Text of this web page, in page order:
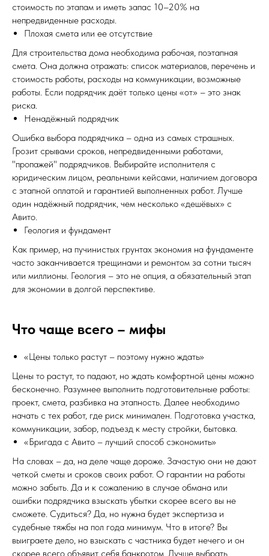
стоимость по этапам и иметь запас 10–20% на
непредвиденные расходы.
Плохая смета или ее отсутствие
Для строительства дома необходима рабочая, поэтапная
смета. Она должна отражать: список материалов, перечень и
стоимость работы, расходы на коммуникации, возможные
работы. Если подрядчик даёт только цены «от» – это знак
риска.
Ненадёжный подрядчик
Ошибка выбора подрядчика – одна из самых страшных.
Грозит срывами сроков, непредвиденными работами,
"пропажей" подрядчиков. Выбирайте исполнителя с
юридическим лицом, реальными кейсами, наличием договора
с этапной оплатой и гарантией выполненных работ. Лучше
один надёжный подрядчик, чем несколько «дешёвых» с
Авито.
Геология и фундамент
Как пример, на пучинистых грунтах экономия на фундаменте
часто заканчивается трещинами и ремонтом за сотни тысяч
или миллионы. Геология – это не опция, а обязательный этап
для экономии в долгой перспективе.
Что чаще всего – мифы
«Цены только растут – поэтому нужно ждать»
Цены то растут, то падают, но ждать комфортной цены можно
бесконечно. Разумнее выполнить подготовительные работы:
проект, смета, разбивка на этапность. Далее необходимо
начать с тех работ, где риск минимален. Подготовка участка,
коммуникации, забор, подъезд к месту стройки, бытовка.
«Бригада с Авито – лучший способ сэкономить»
На словах – да, на деле чаще дороже. Зачастую они не дают
четкой сметы и сроков своих работ. О гарантии на работы
можно забыть. Да и к сожалению в случае обмана или
ошибки подрядчика взыскать убытки скорее всего вы не
сможете. Судиться? Да, но нужна будет экспертиза и
судебные тяжбы на пол года минимум. Что в итоге? Вы
выиграете дело, но взыскать с частника будет нечего и он
скорее всего объявит себя банкротом. Лучше выбрать